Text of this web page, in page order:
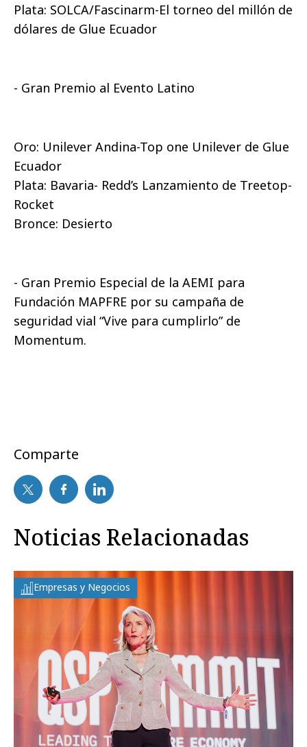
Plata: SOLCA/Fascinarm-El torneo del millón de
dólares de Glue Ecuador
- Gran Premio al Evento Latino
Oro: Unilever Andina-Top one Unilever de Glue
Ecuador
Plata: Bavaria- Redd’s Lanzamiento de Treetop-
Rocket
Bronce: Desierto
- Gran Premio Especial de la AEMI para
Fundación MAPFRE por su campaña de
seguridad vial “Vive para cumplirlo” de
Momentum.
Comparte
Noticias Relacionadas
Empresas y Negocios